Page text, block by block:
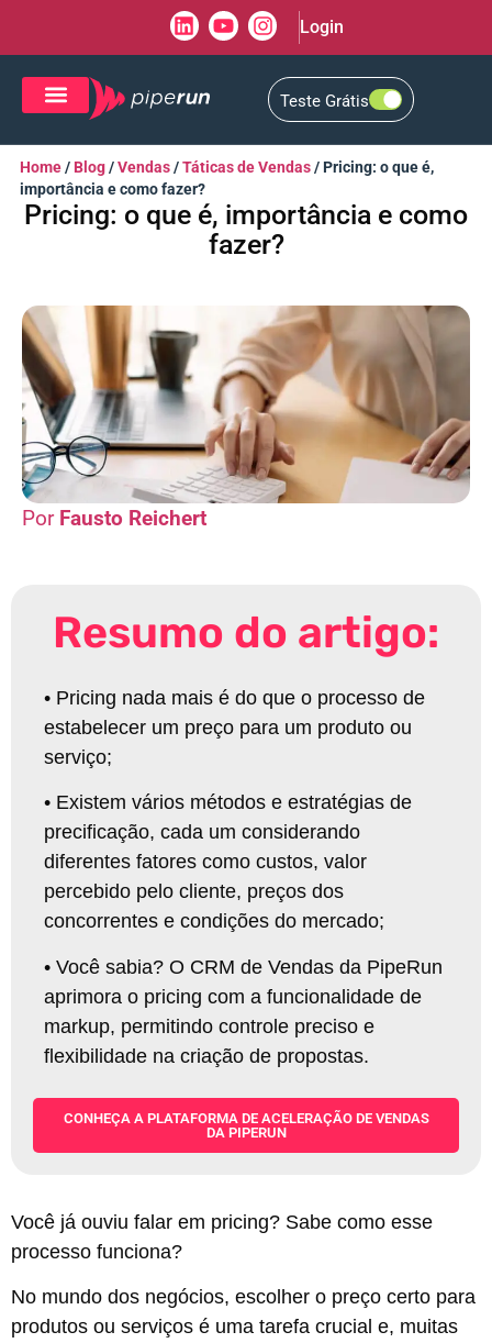
Login
Teste Grátis
Home/ Blog/Vendas/Táticas de Vendas/Pricing: o que é,
importância e como fazer?
Pricing: o que é, importância e como
fazer?
Fausto Reichert
Resumo do artigo:
• Pricing nada mais é do que o processo de
estabelecer um preço para um produto ou
serviço;
• Existem vários métodos e estratégias de
precificação, cada um considerando
diferentes fatores como custos, valor
percebido pelo cliente, preços dos
concorrentes e condições do mercado;
• Você sabia? O CRM de Vendas da PipeRun
aprimora o pricing com a funcionalidade de
markup, permitindo controle preciso e
flexibilidade na criação de propostas.
CONHEÇA A PLATAFORMA DE ACELERAÇÃO DE VENDAS
DA PIPERUN
Você já ouviu falar em pricing? Sabe como esse
processo funciona?
No mundo dos negócios, escolher o preço certo para
produtos ou serviços é uma tarefa crucial e, muitas